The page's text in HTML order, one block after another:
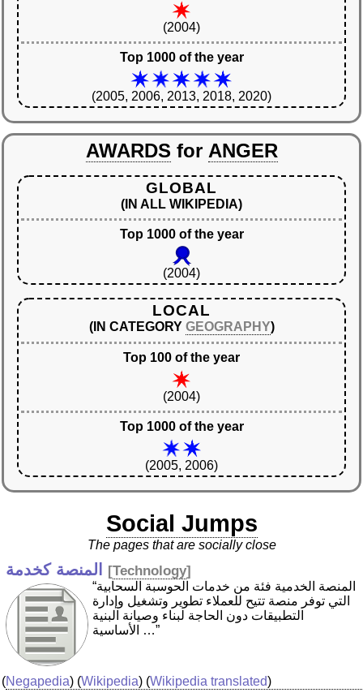
(2004)
Top 1000 of the year
(2005, 2006, 2013, 2018, 2020)
AWARDS for ANGER
GLOBAL
(IN ALL WIKIPEDIA)
Top 1000 of the year
(2004)
LOCAL
(IN CATEGORY GEOGRAPHY)
Top 100 of the year
(2004)
Top 1000 of the year
(2005, 2006)
Social Jumps
The pages that are socially close
المنصة كخدمة [Technology]
“المنصة الخدمية فئة من خدمات الحوسبة السحابية
التي توفر منصة تتيح للعملاء تطوير وتشغيل وإدارة
التطبيقات دون الحاجة لبناء وصيانة البنية
الأساسية …”
(Negapedia) (Wikipedia) (Wikipedia translated)